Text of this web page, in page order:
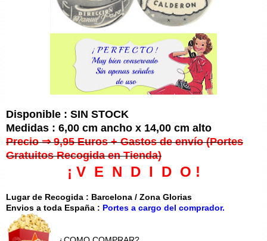
Disponible : SIN STOCK
Medidas : 6,00 cm ancho x 14,00 cm alto
Precio ⇒ 9,95 Euros + Gastos de envío (Portes
Gratuitos Recogida en Tienda)
¡ V E N D I D O !
Lugar de Recogida : Barcelona / Zona Glorias
Envios a toda España : Portes a cargo del comprador.